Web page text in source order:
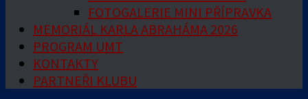
FOTOGALERIE MINI PŘÍPRAVKA
MEMORIÁL KARLA ABRAHÁMA 2026
PROGRAM UMT
KONTAKTY
PARTNEŘI KLUBU